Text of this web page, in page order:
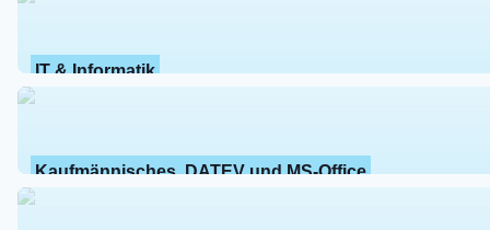
IT & Informatik
Kaufmännisches, DATEV und MS-Office